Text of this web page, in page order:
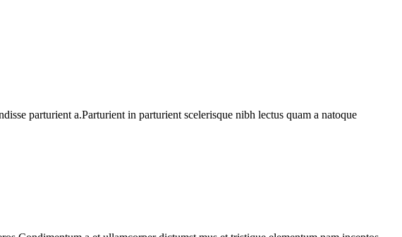
parturient a.Parturient in parturient scelerisque nibh lectus quam a natoque